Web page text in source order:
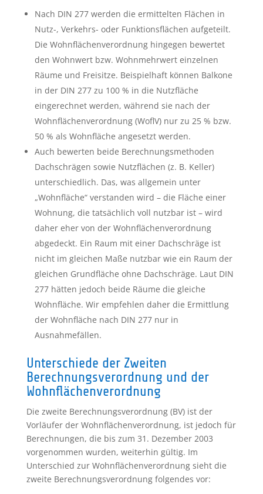
Nach DIN 277 werden die ermittelten Flächen in
Nutz-, Verkehrs- oder Funktionsflächen aufgeteilt.
Die Wohnflächenverordnung hingegen bewertet
den Wohnwert bzw. Wohnmehrwert einzelnen
Räume und Freisitze. Beispielhaft können Balkone
in der DIN 277 zu 100 % in die Nutzfläche
eingerechnet werden, während sie nach der
Wohnflächenverordnung (WoflV) nur zu 25 % bzw.
50 % als Wohnfläche angesetzt werden.
Auch bewerten beide Berechnungsmethoden
Dachschrägen sowie Nutzflächen (z. B. Keller)
unterschiedlich. Das, was allgemein unter
„Wohnfläche“ verstanden wird – die Fläche einer
Wohnung, die tatsächlich voll nutzbar ist – wird
daher eher von der Wohnflächenverordnung
abgedeckt. Ein Raum mit einer Dachschräge ist
nicht im gleichen Maße nutzbar wie ein Raum der
gleichen Grundfläche ohne Dachschräge. Laut DIN
277 hätten jedoch beide Räume die gleiche
Wohnfläche. Wir empfehlen daher die Ermittlung
der Wohnfläche nach DIN 277 nur in
Ausnahmefällen.
Unterschiede der Zweiten
Berechnungsverordnung und der
Wohnflächenverordnung
Die zweite Berechnungsverordnung (BV) ist der
Vorläufer der Wohnflächenverordnung, ist jedoch für
Berechnungen, die bis zum 31. Dezember 2003
vorgenommen wurden, weiterhin gültig. Im
Unterschied zur Wohnflächenverordnung sieht die
zweite Berechnungsverordnung folgendes vor: